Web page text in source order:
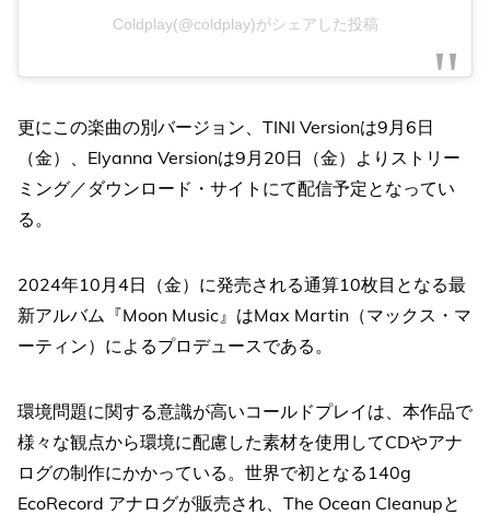
Coldplay(@coldplay)がシェアした投稿
更にこの楽曲の別バージョン、TINI Versionは9月6日
（金）、Elyanna Versionは9月20日（金）よりストリー
ミング／ダウンロード・サイトにて配信予定となってい
る。
2024年10月4日（金）に発売される通算10枚目となる最
新アルバム『Moon Music』はMax Martin（マックス・マ
ーティン）によるプロデュースである。
環境問題に関する意識が高いコールドプレイは、本作品で
様々な観点から環境に配慮した素材を使用してCDやアナ
ログの制作にかかっている。世界で初となる140g
EcoRecord アナログが販売され、The Ocean Cleanupと